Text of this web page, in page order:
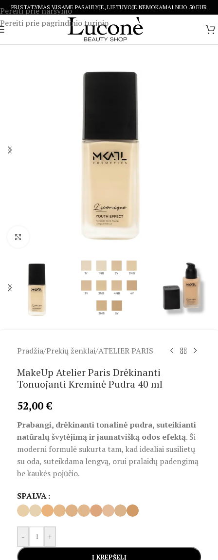
Pereiti prie naršymo
Pereiti prie pagrindinio turinio
PRISTATYMAS VISAME PASAULYJE, LIETUVOJE NEMOKAMAI NUO 50 EUR
Spustelėkite, kad padidintumėte
Pradžia/Prekių ženklai/ATELIER PARIS
MakeUp Atelier Paris Drėkinanti
Tonuojanti Kreminė Pudra 40 ml
52,00€
Prabangi, drėkinanti tonalinė pudra, suteikianti
natūralų švytėjimą ir jaunatvišką odos efektą. Ši
moderni formulė sukurta tam, kad idealiai susilietų
su oda, suteikdama lengvą, orui pralaidų padengimą
be kaukės pojūčio.
SPALVA
- +
Į KREPŠELĮ